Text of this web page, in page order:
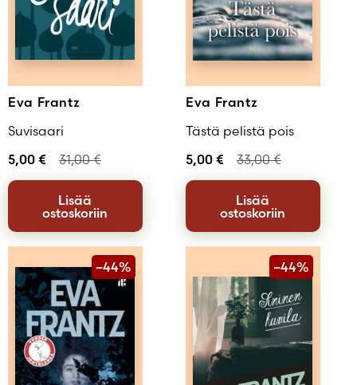
Eva Frantz
Suvisaari
5,00 € 31,00€
Lisää
ostoskoriin
Eva Frantz
Tästä pelistä pois
5,00 € 33,00€
Lisää
ostoskoriin
–44% –44%